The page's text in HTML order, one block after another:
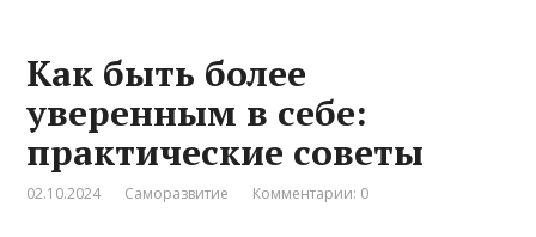
Как быть более
уверенным в себе:
практические советы
02.10.2024 Саморазвитие Комментарии: 0